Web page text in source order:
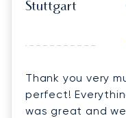
Stuttgart
Thank you very
perfect!
was great and